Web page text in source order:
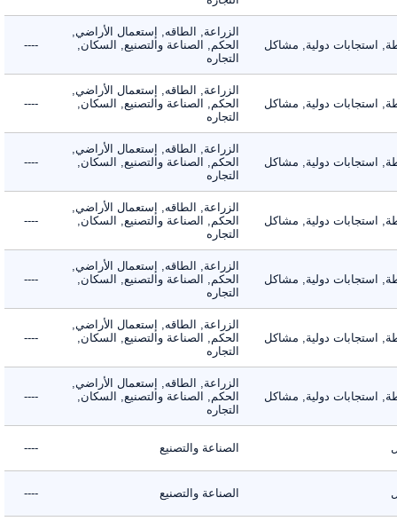
استجابات دولية, مشاكل
الزراعة, الطاقه, إستعمال الأراضي,
الحكم, الصناعة والتصنيع, السكان,
التجاره
----
استجابات دولية, مشاكل
الزراعة, الطاقه, إستعمال الأراضي,
الحكم, الصناعة والتصنيع, السكان,
التجاره
----
استجابات دولية, مشاكل
الزراعة, الطاقه, إستعمال الأراضي,
الحكم, الصناعة والتصنيع, السكان,
التجاره
----
استجابات دولية, مشاكل
الزراعة, الطاقه, إستعمال الأراضي,
الحكم, الصناعة والتصنيع, السكان,
التجاره
----
استجابات دولية, مشاكل
الزراعة, الطاقه, إستعمال الأراضي,
الحكم, الصناعة والتصنيع, السكان,
التجاره
----
استجابات دولية, مشاكل
الزراعة, الطاقه, إستعمال الأراضي,
الحكم, الصناعة والتصنيع, السكان,
التجاره
----
استجابات دولية, مشاكل
الزراعة, الطاقه, إستعمال الأراضي,
الحكم, الصناعة والتصنيع, السكان,
التجاره
----
الصناعة والتصنيع ----
الصناعة والتصنيع ----